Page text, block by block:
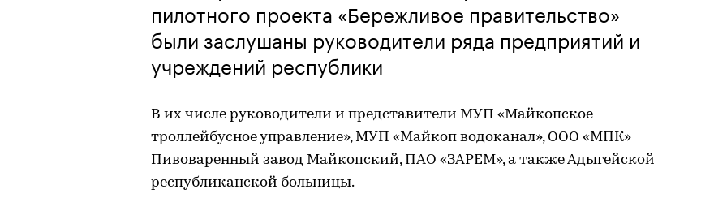
пилотного проекта «Бережливое правительство»
были заслушаны руководители ряда предприятий и
учреждений республики
В их числе руководители и представители МУП «Майкопское
троллейбусное управление», МУП «Майкоп водоканал», ООО «МПК»
Пивоваренный завод Майкопский, ПАО «ЗАРЕМ», а также Адыгейской
республиканской больницы.